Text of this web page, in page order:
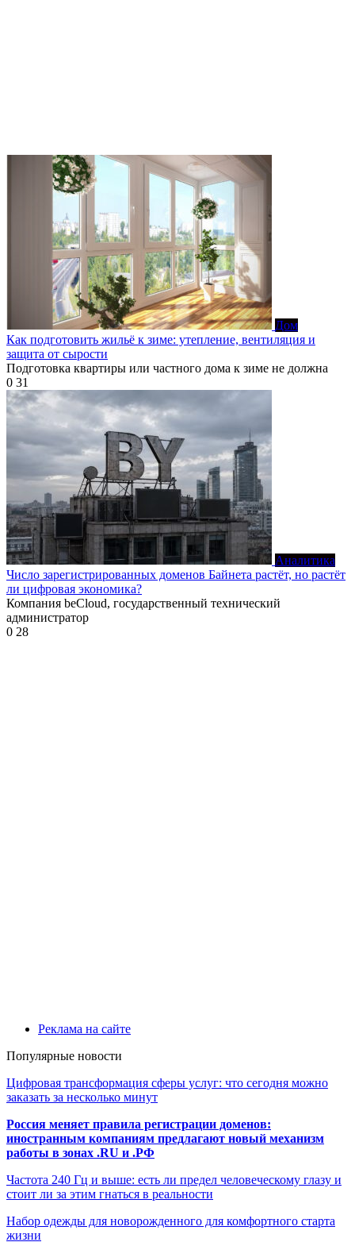
Дом
Как подготовить жильё к зиме: утепление, вентиляция и
защита от сырости
Подготовка квартиры или частного дома к зиме не должна
0 31
Аналитика
Число зарегистрированных доменов Байнета растёт, но растёт
ли цифровая экономика?
Компания beCloud, государственный технический
администратор
0 28
Реклама на сайте
Популярные новости
Цифровая трансформация сферы услуг: что сегодня можно
заказать за несколько минут
Россия меняет правила регистрации доменов:
иностранным компаниям предлагают новый механизм
работы в зонах .RU и .РФ
Частота 240 Гц и выше: есть ли предел человеческому глазу и
стоит ли за этим гнаться в реальности
Набор одежды для новорожденного для комфортного старта
жизни